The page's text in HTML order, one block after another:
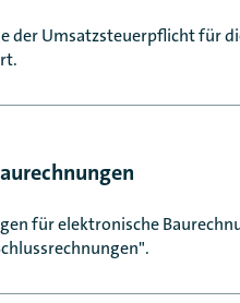
der Umsatzsteuerpflicht für
für elektronische